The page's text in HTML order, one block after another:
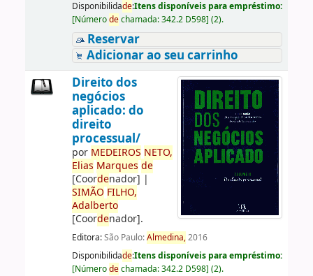
Disponibilidade:Itens disponíveis para empréstimo:
[Númerodechamada:342.2 D598] (2).
Reservar
Adicionar ao seu carrinho
Direito dos
negócios
aplicado: do
direito
processual/
por MEDEIROS NETO,
Elias Marques de
[Coordenador] |
SIMÃO FILHO,
Adalberto
[Coordenador].
Editora:São Paulo:Almedina,2016
Disponibilidade:Itens disponíveis para empréstimo:
[Númerodechamada:342.2 D598] (2).